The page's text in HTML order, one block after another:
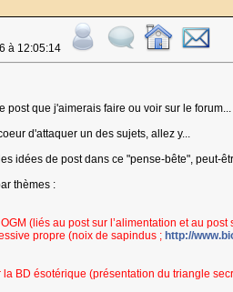
à 12:05:14
post que j'aimerais faire ou voir sur le forum...
d'attaquer un des sujets, allez y...
idées de post dans ce "pense-bête", peut-
thèmes :
(liés au post sur l’alimentation et au post
propre (noix de sapindus ; http://
BD ésotérique (présentation du triangle